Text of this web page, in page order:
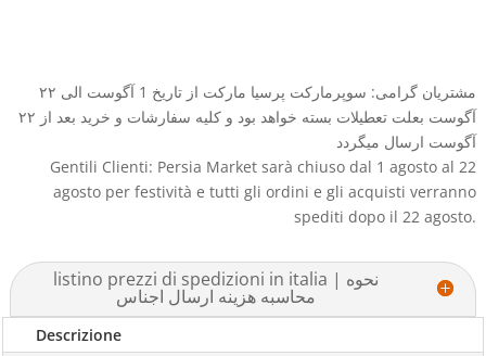
مشتریان گرامی: سوپرمارکت پرسیا مارکت از تاریخ 1 آگوست الی ۲۲
آگوست بعلت تعطیلات بسته خواهد بود و کلیه سفارشات و خرید بعد از ۲۲
آگوست ارسال میگردد
Gentili Clienti: Persia Market sarà chiuso dal 1 agosto al 22
agosto per festività e tutti gli ordini e gli acquisti verranno
spediti dopo il 22 agosto.
listino prezzi di spedizioni in italia | نحوه
محاسبه هزینه ارسال اجناس
Descrizione